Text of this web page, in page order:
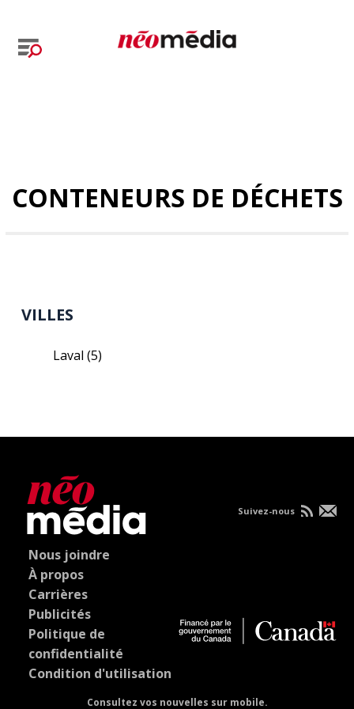
CONTENEURS DE DÉCHETS
VILLES
Laval(5)
Nous joindre
À propos
Carrières
Publicités
Politique de
confidentialité
Condition d'utilisation
Consultez vos nouvelles sur mobile.
Suivez-nous